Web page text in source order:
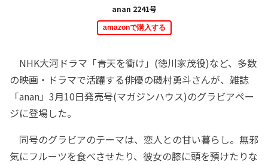
anan 2241号
amazonで購入する
NHK大河ドラマ「青天を衝け」(徳川家茂役)など、多数
の映画・ドラマで活躍する俳優の磯村勇斗さんが、雑誌
「anan」3月10日発売号(マガジンハウス)のグラビアペー
ジに登場した。
同号のグラビアのテーマは、恋人との甘い暮らし。無邪
気にフルーツを食べさせたり、彼女の膝に頭を預けたりな